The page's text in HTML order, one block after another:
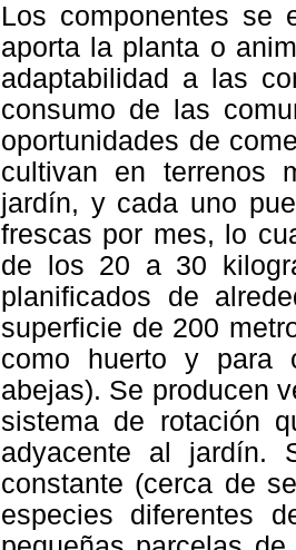
Los componentes se
aporta la planta o
adaptabilidad a las
consumo de las
oportunidades de
cultivan en terrenos
jardín, y cada uno
frescas por mes, lo
de los 20 a 30
planificados de
superficie de 200
como huerto y para
abejas). Se producen
sistema de rotación
adyacente al jardín.
constante (cerca de
especies diferentes